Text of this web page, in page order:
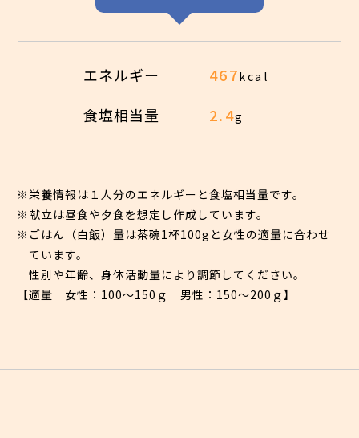
エネルギー 467kcal
食塩相当量 2.4g
※栄養情報は１人分のエネルギーと食塩相当量です。
※献立は昼食や夕食を想定し作成しています。
※ごはん（白飯）量は茶碗1杯100gと女性の適量に合わせ
ています。
性別や年齢、身体活動量により調節してください。
【適量 女性：100〜150ｇ 男性：150〜200ｇ】